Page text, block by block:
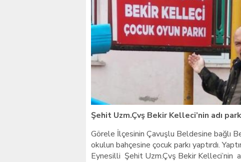
Giresunlu sürücü
Şehit Uzm.Çvş Bekir Kelleci’nin adı
Görele İlçesinin Çavuşlu Beldesine bağlı
okulun bahçesine çocuk parkı yaptırdı.
Eynesilli Şehit Uzm.Çvş Bekir Kelleci’nin